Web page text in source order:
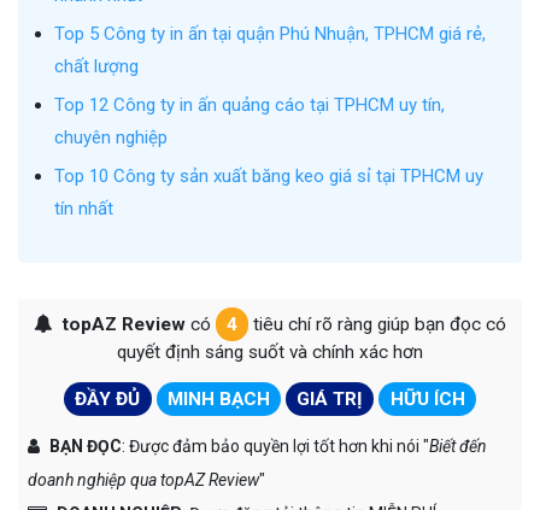
Top 5 Công ty in ấn tại quận Phú Nhuận, TPHCM giá rẻ,
chất lượng
Top 12 Công ty in ấn quảng cáo tại TPHCM uy tín,
chuyên nghiệp
Top 10 Công ty sản xuất băng keo giá sỉ tại TPHCM uy
tín nhất
topAZ Reviewcó 4
tiêu chí rõ ràng giúp bạn đọc có
quyết định sáng suốt và chính xác hơn
ĐẦY ĐỦ MINH BẠCH GIÁ TRỊ HỮU ÍCH
BẠN ĐỌC: Được đảm bảo quyền lợi tốt hơn khi nói "Biết đến
doanh nghiệp qua topAZ Review"